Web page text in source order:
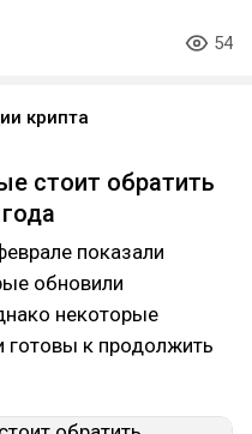
54
крипта
стоит обратить
показали
обновили
некоторые
готовы к продолжить